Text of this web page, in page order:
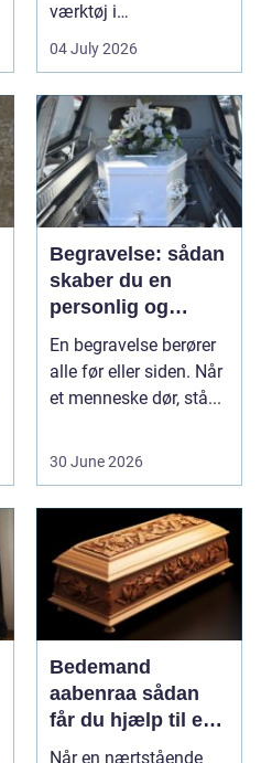
værktøj i
sundhedssektoren.
Klinikker, praksis og
beh...
04 July 2026
Begravelse: sådan
skaber du en
personlig og
respektfuld afsked
En begravelse berører
alle før eller siden. Når
et menneske dør, stå...
30 June 2026
Bedemand
aabenraa sådan
får du hjælp til en
værdig afsked
Når en nærtstående